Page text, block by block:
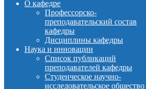
О кафедре
Профессорско-
преподавательский состав
кафедры
Дисциплины кафедры
Наука и инновации
Список публикаций
преподавателей кафедры
Студенческое научно-
исследовательское общество